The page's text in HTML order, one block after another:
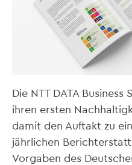
Die NTT DATA
ihren ersten
damit den Auftakt zu
jährlichen
Vorgaben des